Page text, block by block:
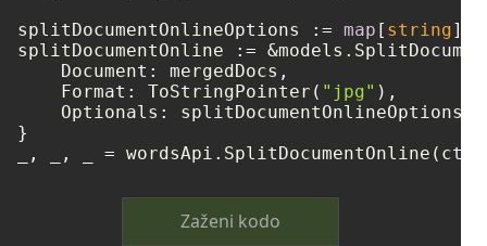
splitDocumentOnlineOptions := map [ string]
splitDocumentOnline :=
    Document: mergedDocs,
    Format: ToStringPointer(
"jpg" ),
    Optionals: splitDocumentOnlineOptions,
}
Zaženi kodo